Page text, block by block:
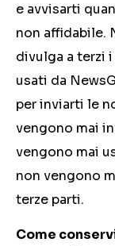
e avvisarti
non affidabile.
divulga a terzi
usati da
per inviarti le
vengono mai
vengono mai
non vengono
terze parti.
Come